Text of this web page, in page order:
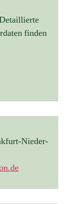
finden
Nieder-